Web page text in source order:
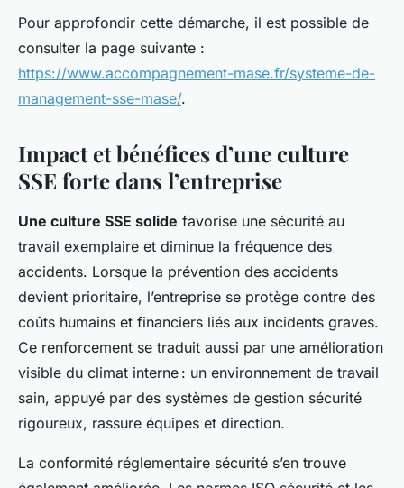
Pour approfondir cette démarche, il est possible de
consulter la page suivante :
https://www.accompagnement-mase.fr/systeme-de-
management-sse-mase/.
Impact et bénéfices d’une culture
SSE forte dans l’entreprise
Une culture SSE solide favorise une sécurité au
travail exemplaire et diminue la fréquence des
accidents. Lorsque la prévention des accidents
devient prioritaire, l’entreprise se protège contre des
coûts humains et financiers liés aux incidents graves.
Ce renforcement se traduit aussi par une amélioration
visible du climat interne : un environnement de travail
sain, appuyé par des systèmes de gestion sécurité
rigoureux, rassure équipes et direction.
La conformité réglementaire sécurité s’en trouve